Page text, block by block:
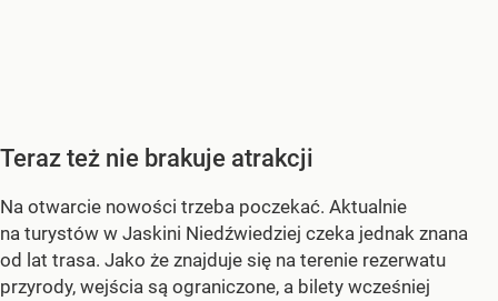
Teraz też nie brakuje atrakcji
Na otwarcie nowości trzeba poczekać. Aktualnie
na turystów w Jaskini Niedźwiedziej czeka jednak znana
od lat trasa. Jako że znajduje się na terenie rezerwatu
przyrody, wejścia są ograniczone, a bilety wcześniej